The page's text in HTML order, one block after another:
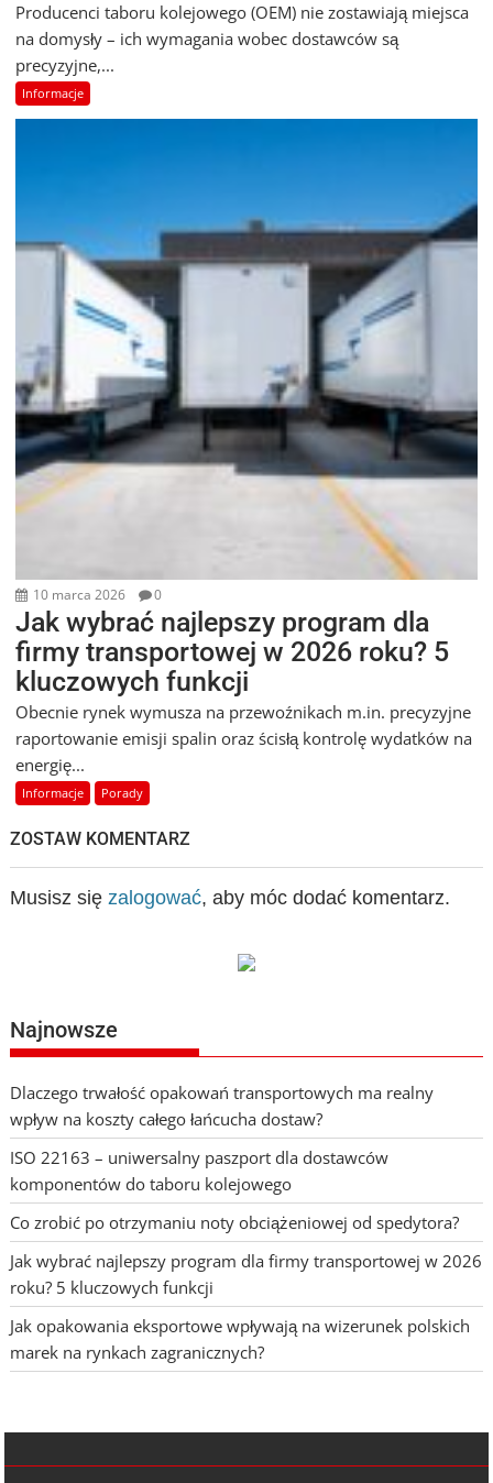
Producenci taboru kolejowego (OEM) nie zostawiają miejsca
na domysły – ich wymagania wobec dostawców są
precyzyjne,...
Informacje
10 marca 2026 0
Jak wybrać najlepszy program dla
firmy transportowej w 2026 roku? 5
kluczowych funkcji
Obecnie rynek wymusza na przewoźnikach m.in. precyzyjne
raportowanie emisji spalin oraz ścisłą kontrolę wydatków na
energię...
Informacje Porady
ZOSTAW KOMENTARZ
Musisz sięzalogować, aby móc dodać komentarz.
Najnowsze
Dlaczego trwałość opakowań transportowych ma realny
wpływ na koszty całego łańcucha dostaw?
ISO 22163 – uniwersalny paszport dla dostawców
komponentów do taboru kolejowego
Co zrobić po otrzymaniu noty obciążeniowej od spedytora?
Jak wybrać najlepszy program dla firmy transportowej w 2026
roku? 5 kluczowych funkcji
Jak opakowania eksportowe wpływają na wizerunek polskich
marek na rynkach zagranicznych?